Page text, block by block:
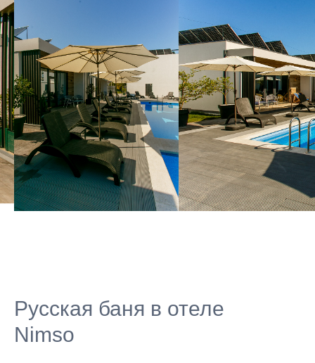
Русская баня в отеле
Nimso